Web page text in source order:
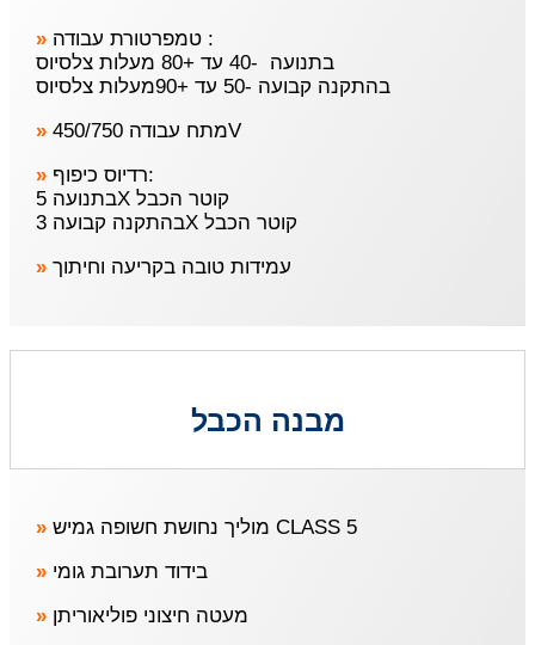
»
טמפרטורת עבודה :
בתנועה -40 עד +80 מעלות צלסיוס
בהתקנה קבועה -50 עד +90מעלות צלסיוס
»
מתח עבודה 450/750V
»
רדיוס כיפוף:
בתנועה 5X קוטר הכבל
בהתקנה קבועה 3X קוטר הכבל
» עמידות טובה בקריעה וחיתוך
מבנה הכבל
»
מוליך נחושת חשופה גמיש CLASS 5
» בידוד תערובת גומי
» מעטה חיצוני פוליאוריתן